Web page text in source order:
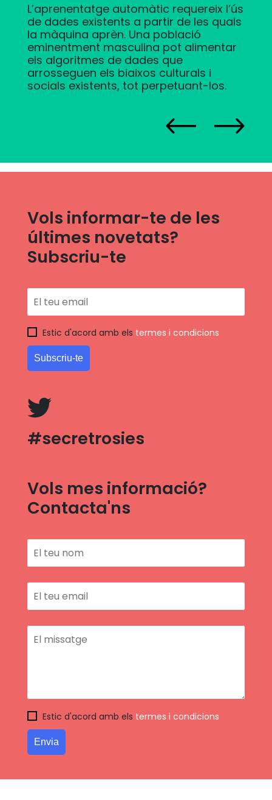
L’aprenentatge automàtic requereix l’ús
de dades existents a partir de les quals
la màquina aprèn. Una població
eminentment masculina pot alimentar
els algoritmes de dades que
arrosseguen els biaixos culturals i
socials existents, tot perpetuant-los.
Vols informar-te de les
últimes novetats?
Subscriu-te
Estic d'acord amb els termes i condicions
#secretrosies
Vols mes informació?
Contacta'ns
Estic d'acord amb els termes i condicions